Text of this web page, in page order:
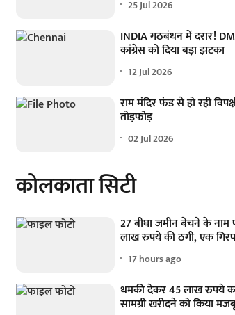
25 Jul 2026
INDIA गठबंधन में दरार!
कांग्रेस को दिया बड़ा झटका
12 Jul 2026
राम मंदिर फंड से हो रही
तोड़फोड़
02 Jul 2026
कोलकाता सिटी
27 बीघा जमीन बेचने के नाम
लाख रुपये की ठगी, एक
17 hours ago
धमकी देकर 45 लाख रुपये का
सामग्री खरीदने को किया